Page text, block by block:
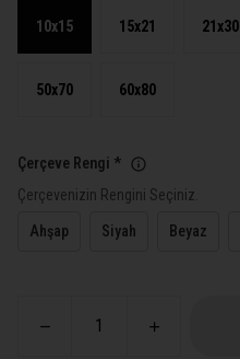
10x15 15x21 21x30
50x70 60x80
Çerçeve Rengi *
Çerçevenizin Rengini Seçiniz.
Ahşap Siyah Beyaz